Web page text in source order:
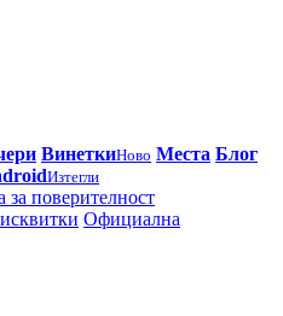
ВинеткиНово Места Блог
Изтегли
за поверителност
Официална